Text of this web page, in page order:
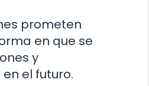
prometen
en que se
y
el futuro.